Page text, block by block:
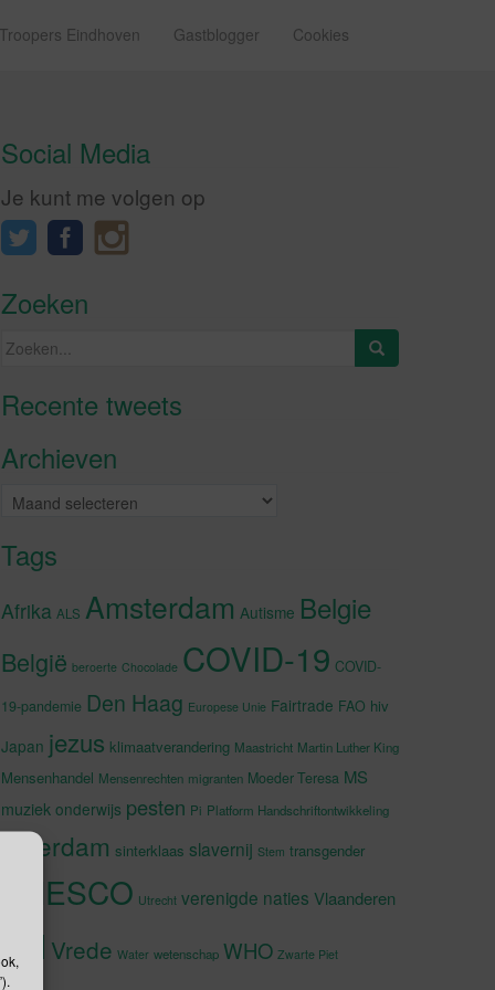
Eindhoven Gastblogger Cookies
Social Media
Je kunt me volgen op
Zoeken
Zoeken
Recente tweetsKlik om marketing cookies te
Archieven
Archieven
Tags
Afrika ALS Amsterdam Autisme Belgie
België beroerte Chocolade COVID-19 COVID-
19-pandemie Den Haag Europese Unie Fairtrade FAO hiv
Japan jezus klimaatverandering Maastricht Martin Luther King
Mensenhandel Mensenrechten migranten Moeder Teresa MS
muziek onderwijs pesten Pi Platform Handschriftontwikkeling
rotterdam sinterklaas slavernij Stem transgender
UNESCO Utrecht verenigde naties Vlaanderen
VN Vrede Water wetenschap WHO Zwarte Piet